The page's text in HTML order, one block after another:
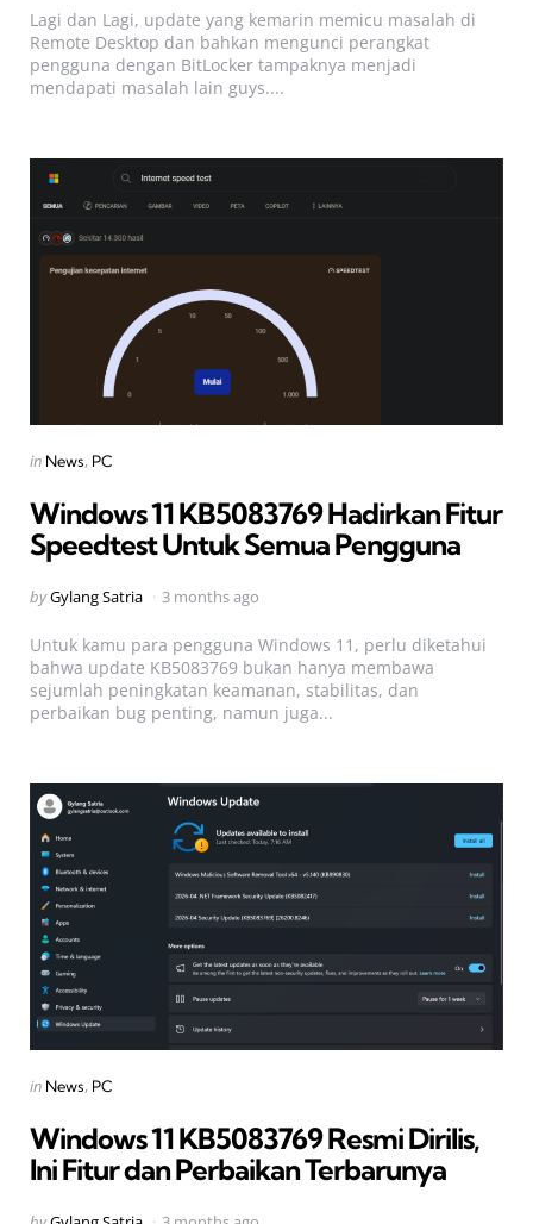
Lagi dan Lagi, update yang kemarin memicu masalah di
Remote Desktop dan bahkan mengunci perangkat
pengguna dengan BitLocker tampaknya menjadi
mendapati masalah lain guys....
Categories
Posted
in News PC
Windows 11 KB5083769 Hadirkan Fitur
Speedtest Untuk Semua Pengguna
Posted
byGylang Satria 3 months ago
Untuk kamu para pengguna Windows 11, perlu diketahui
bahwa update KB5083769 bukan hanya membawa
sejumlah peningkatan keamanan, stabilitas, dan
perbaikan bug penting, namun juga...
Categories
Posted
in News PC
Windows 11 KB5083769 Resmi Dirilis,
Ini Fitur dan Perbaikan Terbarunya